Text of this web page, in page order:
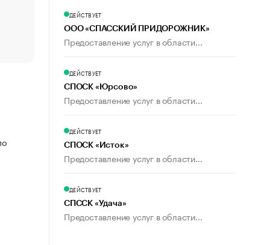
Что обвинения против Павла Дурова значат для
пользователей
ДЕЙСТВУЕТ
ООО «СПАССКИЙ ПРИДОРОЖНИК»
Предоставление услуг в области...
ДЕЙСТВУЕТ
СПОСК «Юрсово»
Предоставление услуг в области...
ДЕЙСТВУЕТ
СПОСК «Исток»
Предоставление услуг в области...
ДЕЙСТВУЕТ
СПССК «Удача»
Предоставление услуг в области...